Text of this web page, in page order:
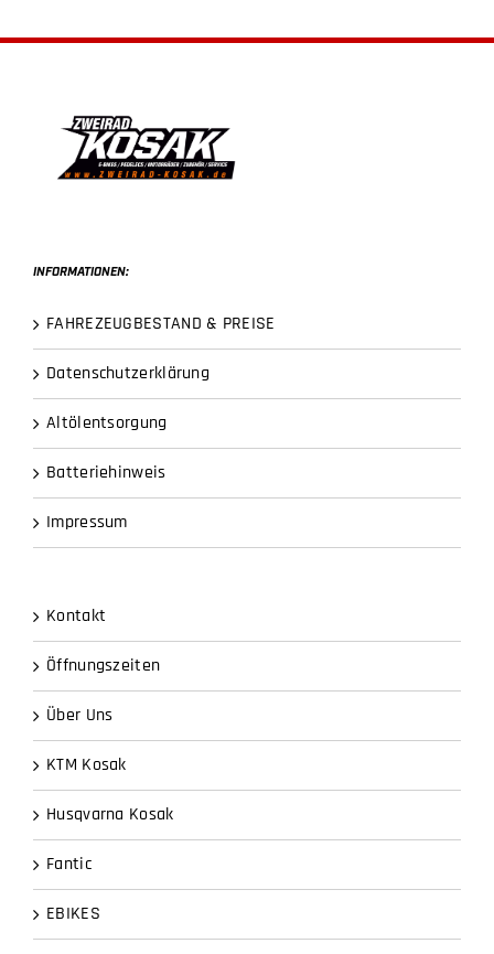
INFORMATIONEN:
FAHREZEUGBESTAND & PREISE
Datenschutzerklärung
Altölentsorgung
Batteriehinweis
Impressum
Kontakt
Öffnungszeiten
Über Uns
KTM Kosak
Husqvarna Kosak
Fantic
EBIKES